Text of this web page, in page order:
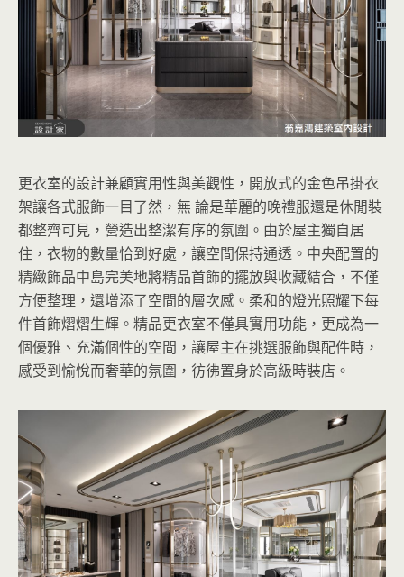
更衣室的設計兼顧實用性與美觀性，開放式的金色吊掛衣
架讓各式服飾一目了然，無 論是華麗的晚禮服還是休閒裝
都整齊可見，營造出整潔有序的氛圍。由於屋主獨自居
住，衣物的數量恰到好處，讓空間保持通透。中央配置的
精緻飾品中島完美地將精品首飾的擺放與收藏結合，不僅
方便整理，還增添了空間的層次感。柔和的燈光照耀下每
件首飾熠熠生輝。精品更衣室不僅具實用功能，更成為一
個優雅、充滿個性的空間，讓屋主在挑選服飾與配件時，
感受到愉悅而奢華的氛圍，彷彿置身於高級時裝店。